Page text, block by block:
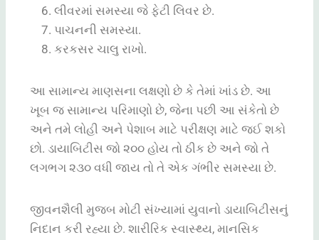
લીવરમાં સમસ્યા જે ફેટી લિવર છે.
પાચનની સમસ્યા.
કરકસર ચાલુ રાખો.
આ સામાન્ય માણસના લક્ષણો છે કે તેમાં ખાંડ છે. આ
ખૂબ જ સામાન્ય પરિમાણો છે, જેના પછી આ સંકેતો છે
અને તમે લોહી અને પેશાબ માટે પરીક્ષણ માટે જઈ શકો
છો. ડાયાબિટીસ જો ૨૦૦ હોય તો ઠીક છે અને જો તે
લગભગ ૨૩૦ વધી જાય તો તે એક ગંભીર સમસ્યા છે.
જીવનશૈલી મુજબ મોટી સંખ્યામાં યુવાનો ડાયાબિટીસનું
નિદાન કરી રહ્યા છે. શારીરિક સ્વાસ્થ્ય, માનસિક